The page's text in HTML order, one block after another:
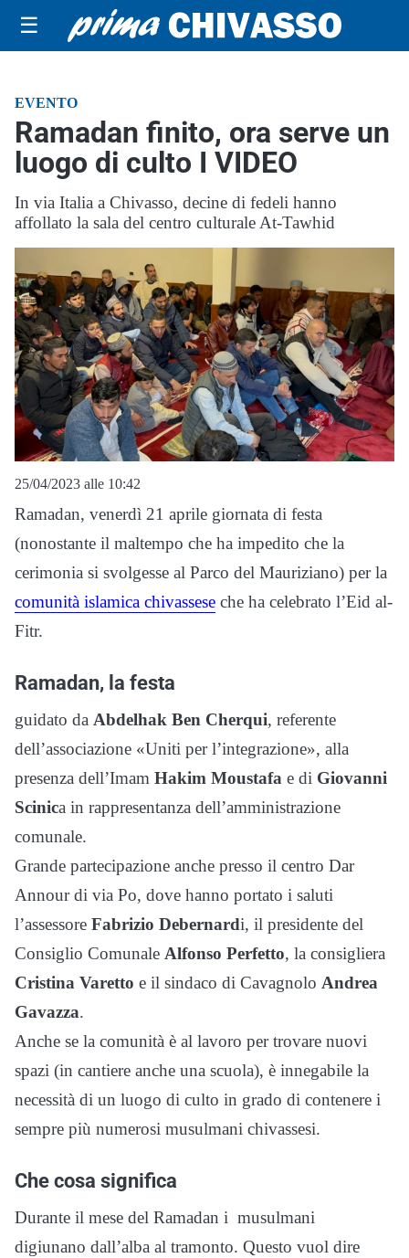
☰
EVENTO
Ramadan finito, ora serve un
luogo di culto I VIDEO
In via Italia a Chivasso, decine di fedeli hanno
affollato la sala del centro culturale At-Tawhid
25/04/2023 alle 10:42
Ramadan, venerdì 21 aprile giornata di festa
(nonostante il maltempo che ha impedito che la
cerimonia si svolgesse al Parco del Mauriziano) per la
comunità islamica chivassese che ha celebrato l’Eid al-
Fitr.
Ramadan, la festa
guidato da Abdelhak Ben Cherqui, referente
dell’associazione «Uniti per l’integrazione», alla
presenza dell’Imam Hakim Moustafa e di Giovanni
Scinica in rappresentanza dell’amministrazione
comunale.
Grande partecipazione anche presso il centro Dar
Annour di via Po, dove hanno portato i saluti
l’assessore Fabrizio Debernardi, il presidente del
Consiglio Comunale Alfonso Perfetto, la consigliera
Cristina Varetto e il sindaco di Cavagnolo Andrea
Gavazza.
Anche se la comunità è al lavoro per trovare nuovi
spazi (in cantiere anche una scuola), è innegabile la
necessità di un luogo di culto in grado di contenere i
sempre più numerosi musulmani chivassesi.
Che cosa significa
Durante il mese del Ramadan i musulmani
digiunano dall’alba al tramonto. Questo vuol dire